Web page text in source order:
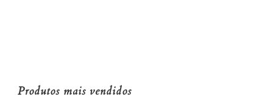
Produtos mais vendidos